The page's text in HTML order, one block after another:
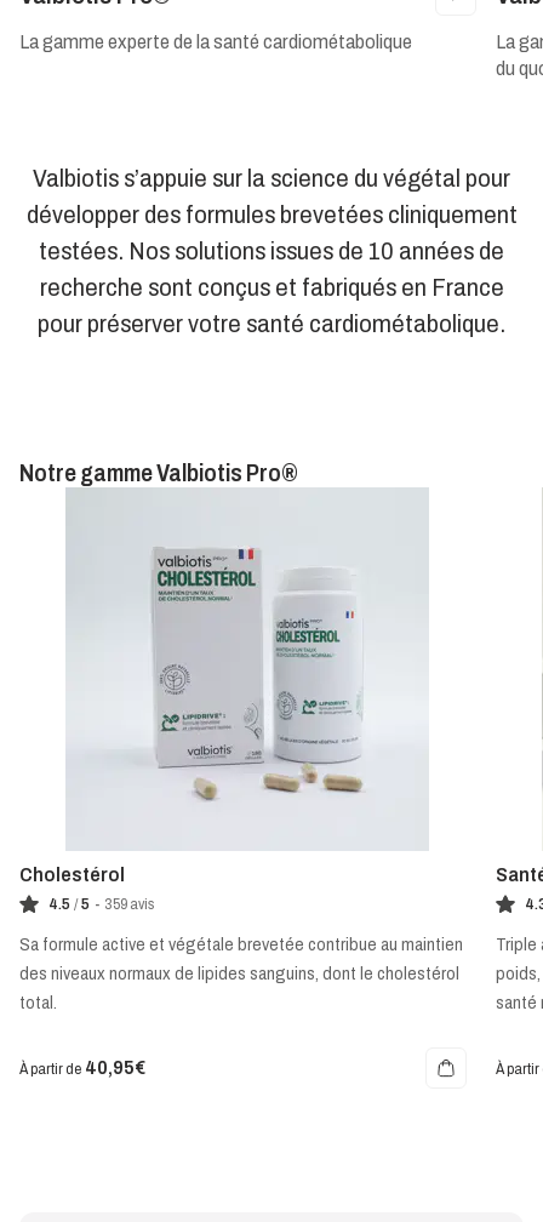
La gamme experte de la santé cardiométabolique
La
du
Valbiotis s’appuie sur la science du végétal pour
développer des formules brevetées cliniquement
testées. Nos solutions issues de 10 années de
recherche sont conçus et fabriqués en France
pour préserver votre santé cardiométabolique.
Notre gamme Valbiotis Pro®
Cholestérol
4.5 / 5 - 359 avis
Sa formule active et végétale brevetée contribue au maintien
des niveaux normaux de lipides sanguins, dont le cholestérol
total.
À partir de 40,95€
Triple
poids,
santé
À partir